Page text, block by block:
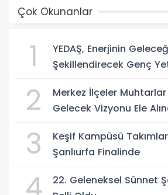
Çok Okunanlar
1
YEDAŞ, Enerjinin
Şekillendirecek Genç
2
Merkez İlçeler Muhtarlar
Gelecek Vizyonu Ele
3
Keşif Kampüsü
Şanlıurfa Finalinde
22. Geleneksel Sünnet